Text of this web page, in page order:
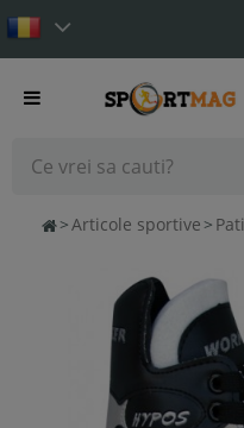
Toggle
>Articole sportive >